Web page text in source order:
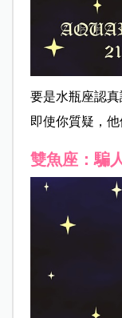
要是水瓶座認
即使你質疑，
雙魚座：騙